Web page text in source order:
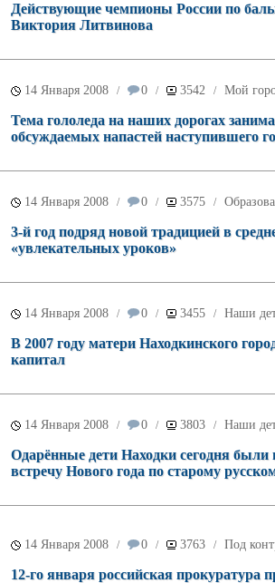
Действующие чемпионы России по
Виктория Литвинова
14 Января 2008 / 0 / 3542 / Мой
Тема гололеда на наших дорогах
обсуждаемых напастей наступившего
14 Января 2008 / 0 / 3575 /
3-й год подряд новой традицией в
«увлекательных уроков»
14 Января 2008 / 0 / 3455 / Наши
В 2007 году матери Находкинского
капитал
14 Января 2008 / 0 / 3803 / Наши
Одарённые дети Находки сегодня
встречу Нового года по старому
14 Января 2008 / 0 / 3763 / Под
12-го января российская прокуратура